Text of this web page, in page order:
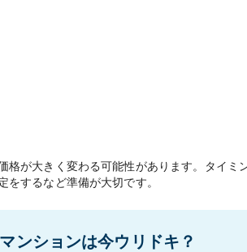
が大きく変わる可能性があります。タイミ
するなど準備が大切です。
ンションは今ウリドキ？